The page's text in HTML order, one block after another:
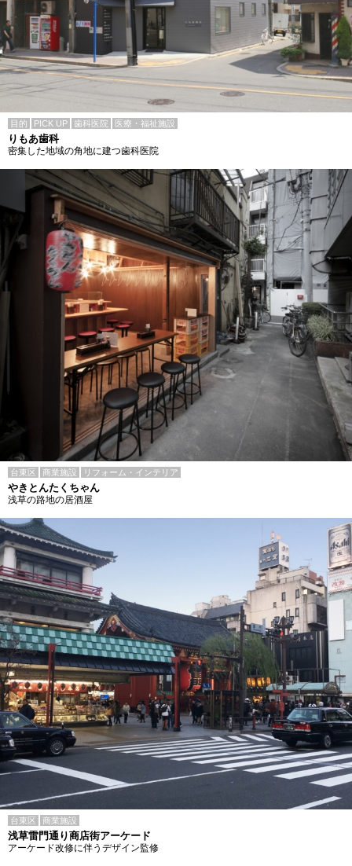
目的 PICK UP 歯科医院 医療・福祉施設
りもあ歯科
密集した地域の角地に建つ歯科医院
台東区 商業施設 リフォーム・インテリア
やきとんたくちゃん
浅草の路地の居酒屋
台東区 商業施設
浅草雷門通り商店街アーケード
アーケード改修に伴うデザイン監修